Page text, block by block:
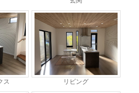
ス リビング